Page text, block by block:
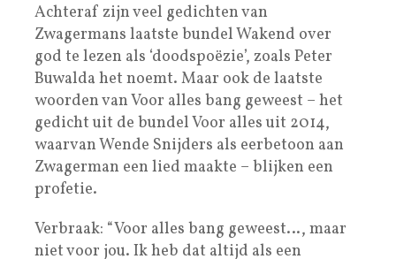
Achteraf zijn veel gedichten van
Zwagermans laatste bundel Wakend over
god te lezen als ‘doodspoëzie’, zoals Peter
Buwalda het noemt. Maar ook de laatste
woorden van Voor alles bang geweest – het
gedicht uit de bundel Voor alles uit 2014,
waarvan Wende Snijders als eerbetoon aan
Zwagerman een lied maakte – blijken een
profetie.
Verbraak: “Voor alles bang geweest…, maar
niet voor jou. Ik heb dat altijd als een